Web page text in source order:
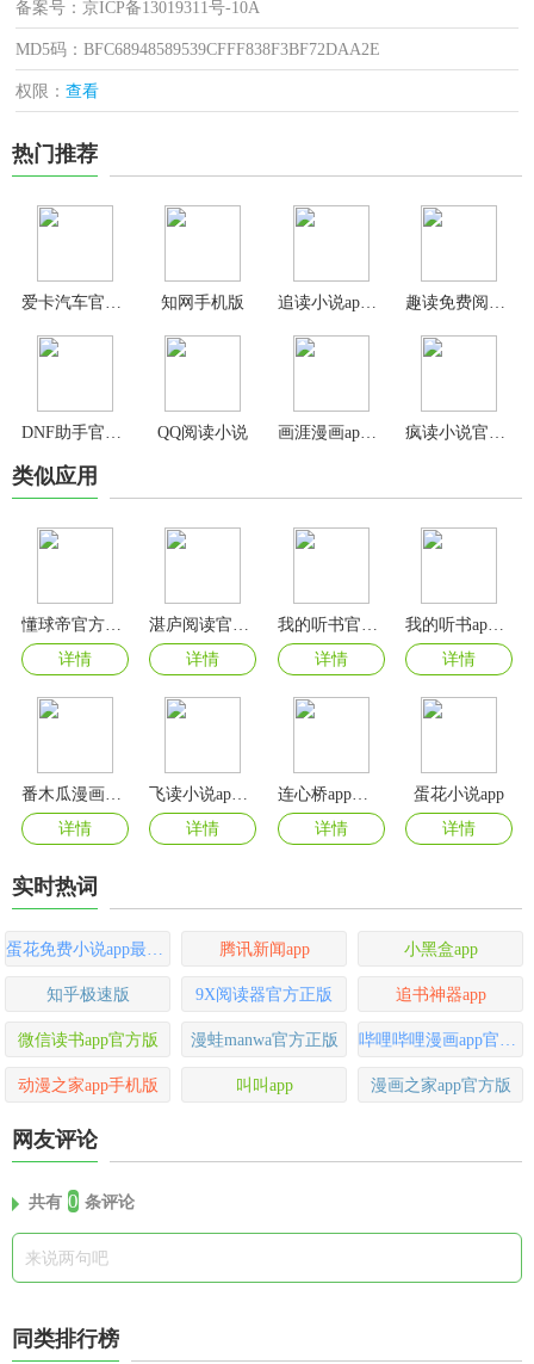
备案号：京ICP备13019311号-10A
MD5码：BFC68948589539CFFF838F3BF72DAA2E
权限：查看
热门推荐
知网手机版 追读小说app官方版
QQ阅读小说 画涯漫画app官方正版
类似应用
懂球帝官方正版
详情
详情
详情
详情
番木瓜漫画app
详情
详情
连心桥app官方版
详情
蛋花小说app
详情
实时热词
腾讯新闻app 小黑盒app
知乎极速版 9X阅读器官方正版 追书神器app
微信读书app官方版 漫蛙manwa官方正版
动漫之家app手机版 叫叫app 漫画之家app官方版
网友评论
共有 0 条评论
同类排行榜